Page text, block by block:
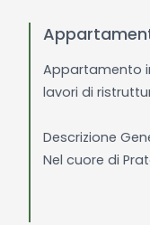
Appartamento
lavori di
Descrizione
Nel cuore di
abitabile.